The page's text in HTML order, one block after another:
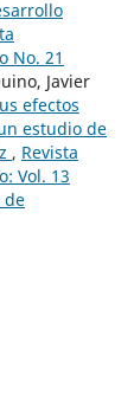
No. 21
Javier
efectos
estudio de
, Revista
Vol. 13
de